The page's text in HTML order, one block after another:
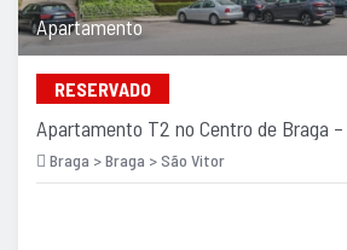
Apartamento
RESERVADO
Apartamento T2 no Centro de Braga
Braga > Braga > São Vitor